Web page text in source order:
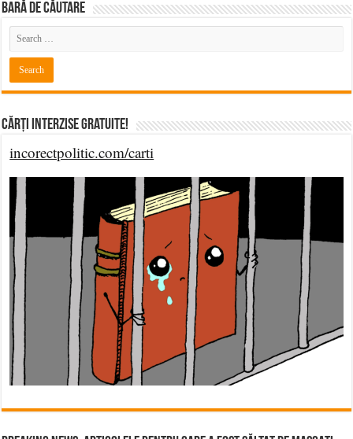
BARĂ DE CĂUTARE
Cărți Interzise Gratuite!
incorectpolitic.com/carti